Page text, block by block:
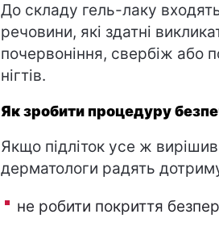
До складу гель-лаку
речовини, які здатні
почервоніння, свербіж або
нігтів.
Як зробити процедуру
Якщо підліток усе ж
дерматологи радять
не робити покриття